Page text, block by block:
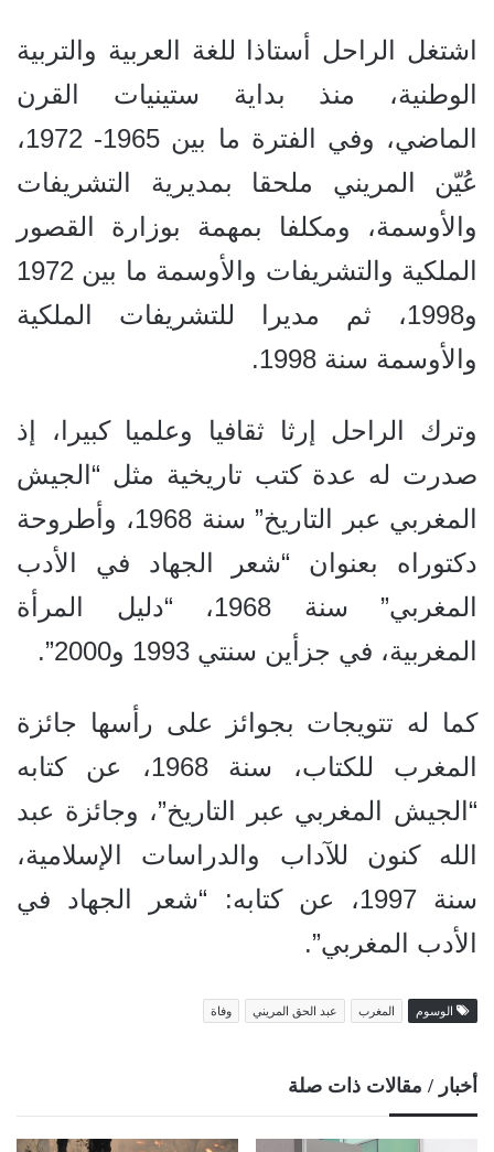
اشتغل الراحل أستاذا للغة العربية والتربية
الوطنية، منذ بداية ستينيات القرن
الماضي، وفي الفترة ما بين 1965- 1972،
عُيّن المريني ملحقا بمديرية التشريفات
والأوسمة، ومكلفا بمهمة بوزارة القصور
الملكية والتشريفات والأوسمة ما بين 1972
و1998، ثم مديرا للتشريفات الملكية
والأوسمة سنة 1998.
وترك الراحل إرثا ثقافيا وعلميا كبيرا، إذ
صدرت له عدة كتب تاريخية مثل “الجيش
المغربي عبر التاريخ” سنة 1968، وأطروحة
دكتوراه بعنوان “شعر الجهاد في الأدب
المغربي” سنة 1968، “دليل المرأة
المغربية، في جزأين سنتي 1993 و2000”.
كما له تتويجات بجوائز على رأسها جائزة
المغرب للكتاب، سنة 1968، عن كتابه
“الجيش المغربي عبر التاريخ”، وجائزة عبد
الله كنون للآداب والدراسات الإسلامية،
سنة 1997، عن كتابه: “شعر الجهاد في
الأدب المغربي”.
الوسوم المغرب عبد الحق المريني وفاة
أخبار / مقالات ذات صلة